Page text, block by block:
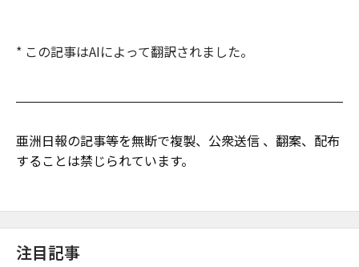
* この記事はAIによって翻訳されました。
亜洲日報の記事等を無断で複製、公衆送信 、翻案、配布
することは禁じられています。
注目記事